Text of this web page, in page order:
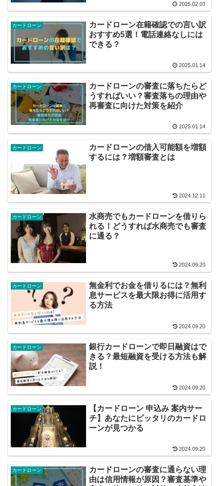
2025.02.03
カードローン
カードローン在籍確認での言い訳
おすすめ5選！電話連絡なしには
できる？
2025.01.14
カードローン
カードローンの審査に落ちたらど
うすればいい？審査落ちの理由や
再審査に向けた対策を紹介
2025.01.14
カードローン
カードローンの借入可能額を増額
するには？増額審査とは
2024.12.11
カードローン
水商売でもカードローンを借りら
れる！どうすれば水商売でも審査
に通る？
2024.09.20
カードローン
無金利でお金を借りるには？無利
息サービスを最大限お得に活用す
る方法
2024.09.20
カードローン
銀行カードローンで即日融資はで
きる？最短融資を受ける方法も解
説！
2024.09.20
カードローン
【カードローン 申込み 案内サー
チ】あなたにピッタリのカードロ
ーンが見つかる
2024.09.20
カードローン
カードローンの審査に通らない理
由は信用情報が原因？審査基準や